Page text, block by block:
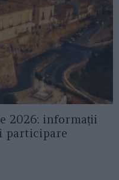
2026: informații
participare